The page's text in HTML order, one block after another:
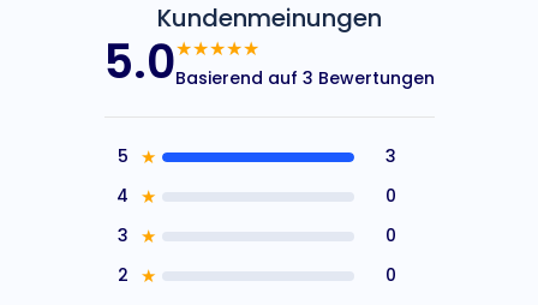
Kundenmeinungen
5.0★★★★★
Basierend auf 3 Bewertungen
5 ★
3
4 ★
0
3 ★
0
2 ★
0